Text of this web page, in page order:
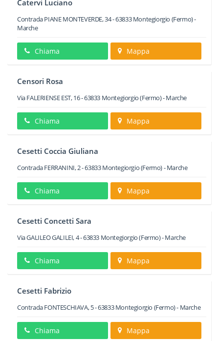
Catervi Luciano
Contrada PIANE MONTEVERDE, 34-63833 Montegiorgio (Fermo) -
Marche
Chiama Mappa
Censori Rosa
Via FALERIENSE EST, 16-63833 Montegiorgio(Fermo) -Marche
Chiama Mappa
Cesetti Coccia Giuliana
Contrada FERRANINI, 2-63833Montegiorgio(Fermo) -Marche
Chiama Mappa
Cesetti Concetti Sara
Via GALILEO GALILEI, 4-63833 Montegiorgio(Fermo) -Marche
Chiama Mappa
Cesetti Fabrizio
Contrada FONTESCHIAVA, 5-63833 Montegiorgio (Fermo) - Marche
Chiama Mappa